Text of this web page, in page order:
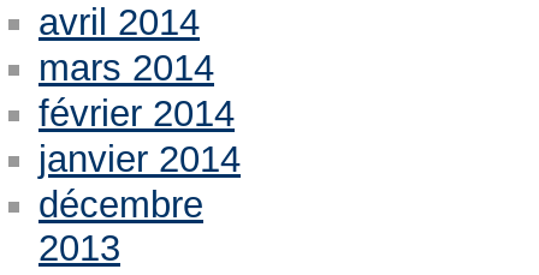
avril 2014
mars 2014
février 2014
janvier 2014
décembre
2013